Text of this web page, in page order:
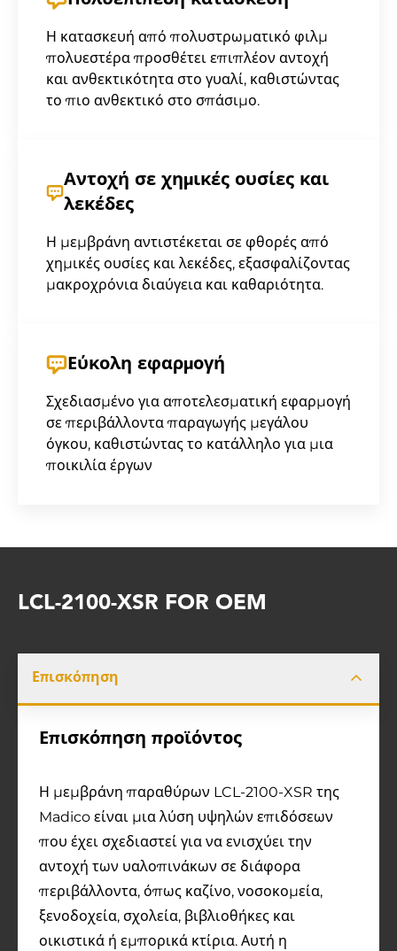
Η κατασκευή από πολυστρωματικό φιλμ
πολυεστέρα προσθέτει επιπλέον αντοχή
και ανθεκτικότητα στο γυαλί, καθιστώντας
το πιο ανθεκτικό στο σπάσιμο.
Αντοχή σε χημικές ουσίες και
λεκέδες
Η μεμβράνη αντιστέκεται σε φθορές από
χημικές ουσίες και λεκέδες, εξασφαλίζοντας
μακροχρόνια διαύγεια και καθαριότητα.
Εύκολη εφαρμογή
Σχεδιασμένο για αποτελεσματική εφαρμογή
σε περιβάλλοντα παραγωγής μεγάλου
όγκου, καθιστώντας το κατάλληλο για μια
ποικιλία έργων
LCL-2100-XSR FOR OEM
Επισκόπηση
Επισκόπηση προϊόντος
Η μεμβράνη παραθύρων LCL-2100-XSR της
Madico είναι μια λύση υψηλών επιδόσεων
που έχει σχεδιαστεί για να ενισχύει την
αντοχή των υαλοπινάκων σε διάφορα
περιβάλλοντα, όπως καζίνο, νοσοκομεία,
ξενοδοχεία, σχολεία, βιβλιοθήκες και
οικιστικά ή εμπορικά κτίρια. Αυτή η